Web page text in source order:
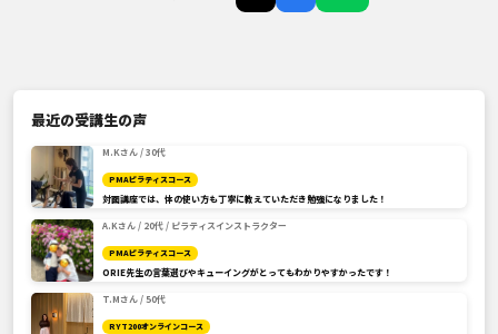
最近の受講生の声
M.Kさん / 30代
PMAピラティスコース
対面講座では、体の使い方も丁寧に教えていただき勉強になりました！
A.Kさん / 20代 / ピラティスインストラクター
PMAピラティスコース
ORIE先生の言葉選びやキューイングがとってもわかりやすかったです！
T.Mさん / 50代
RYT200オンラインコース